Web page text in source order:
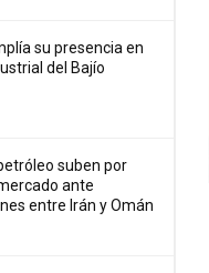
su presencia en
del Bajío
suben por
ante
entre Irán y Omán